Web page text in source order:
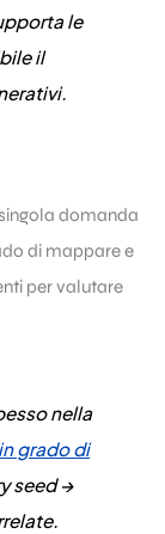
le
il
domanda
di mappare e
per valutare
nella
grado di
seed →